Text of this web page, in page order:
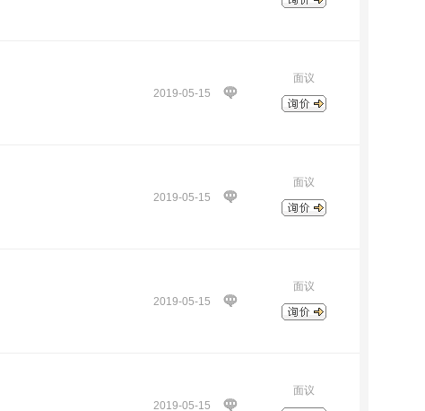
2019-05-15
面议
2019-05-15
面议
2019-05-15
面议
2019-05-15
面议